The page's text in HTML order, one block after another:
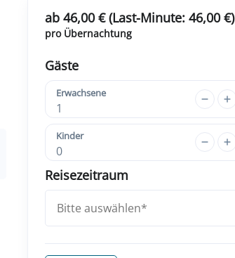
ab 46,00 € (Last-Minute: 46,00 €)
pro Übernachtung
Gäste
Erwachsene
1
Kinder
0
Reisezeitraum